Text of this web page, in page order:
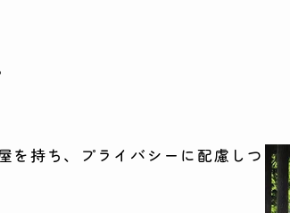
を持ち、プライバシーに配慮しつ